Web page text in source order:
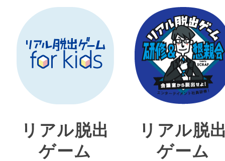
リアル脱出
ゲーム
リアル脱
ゲーム